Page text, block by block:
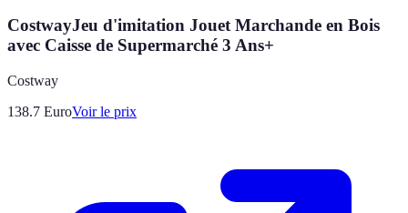
CostwayJeu d'imitation Jouet Marchande en Bois
avec Caisse de Supermarché 3 Ans+
Costway
138.7 EuroVoir le prix